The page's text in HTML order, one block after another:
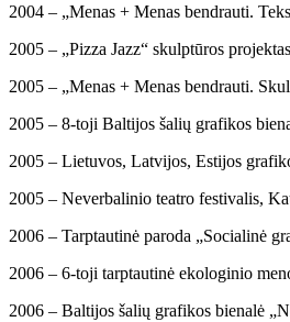
2004 – „Menas + Menas bendrauti.
2005 – „Pizza Jazz“ skulptūros
2005 – „Menas + Menas bendrauti.
2005 – 8-toji Baltijos šalių grafikos
2005 – Lietuvos, Latvijos, Estijos
2005 – Neverbalinio teatro festivalis,
2006 – Tarptautinė paroda „Socialinė
2006 – 6-toji tarptautinė ekologinio
2006 – Baltijos šalių grafikos bienalė